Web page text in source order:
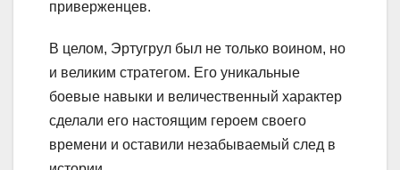
приверженцев.
В целом, Эртугрул был не только воином, но
и великим стратегом. Его уникальные
боевые навыки и величественный характер
сделали его настоящим героем своего
времени и оставили незабываемый след в